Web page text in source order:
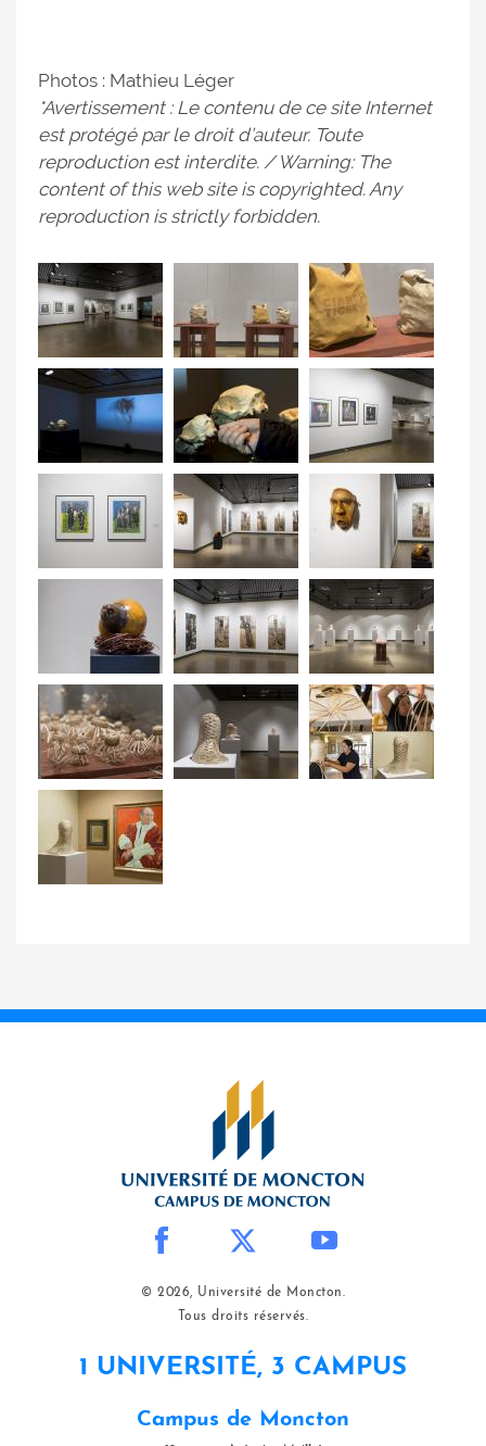
Photos : Mathieu Léger
*Avertissement : Le contenu de ce site Internet
est protégé par le droit d’auteur. Toute
reproduction est interdite. / Warning: The
content of this web site is copyrighted. Any
reproduction is strictly forbidden.
© 2026, Université de Moncton.
Tous droits réservés.
1 UNIVERSITÉ, 3 CAMPUS
Campus de Moncton